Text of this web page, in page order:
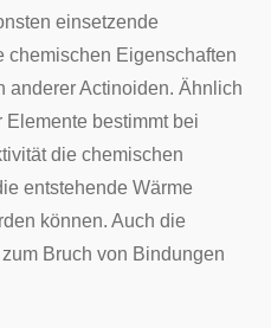
einsetzende
chemischen Eigenschaften
anderer Actinoiden. Ähnlich
bestimmt bei
die chemischen
entstehende Wärme
können. Auch die
Bruch von Bindungen